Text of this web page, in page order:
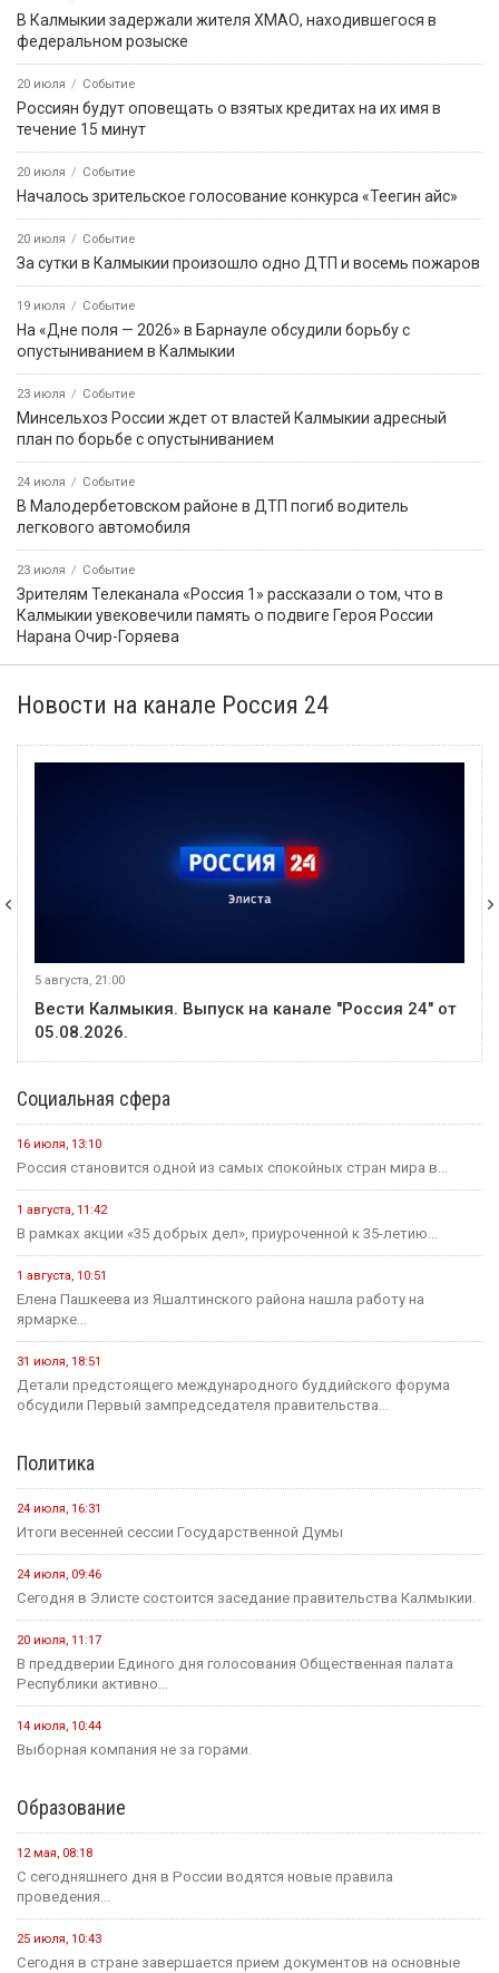
В Калмыкии задержали жителя ХМАО, находившегося в
федеральном розыске
20 июля Событие
Россиян будут оповещать о взятых кредитах на их имя в
течение 15 минут
20 июля Событие
Началось зрительское голосование конкурса «Теегин айс»
20 июля Событие
За сутки в Калмыкии произошло одно ДТП и восемь пожаров
19 июля Событие
На «Дне поля — 2026» в Барнауле обсудили борьбу с
опустыниванием в Калмыкии
23 июля Событие
Минсельхоз России ждет от властей Калмыкии адресный
план по борьбе с опустыниванием
24 июля Событие
В Малодербетовском районе в ДТП погиб водитель
легкового автомобиля
23 июля Событие
Зрителям Телеканала «Россия 1» рассказали о том, что в
Калмыкии увековечили память о подвиге Героя России
Нарана Очир-Горяева
Новости на канале Россия 24
5 августа, 21:00
Вести Калмыкия. Выпуск на канале "Россия 24" от
05.08.2026.
Социальная сфера
16 июля, 13:10
Россия становится одной из самых спокойных стран мира в...
1 августа, 11:42
В рамках акции «35 добрых дел», приуроченной к 35-летию...
1 августа, 10:51
Елена Пашкеева из Яшалтинского района нашла работу на
ярмарке...
31 июля, 18:51
Детали предстоящего международного буддийского форума
обсудили Первый зампредседателя правительства...
Политика
24 июля, 16:31
Итоги весенней сессии Государственной Думы
24 июля, 09:46
Сегодня в Элисте состоится заседание правительства Калмыкии.
20 июля, 11:17
В преддверии Единого дня голосования Общественная палата
Республики активно...
14 июля, 10:44
Выборная компания не за горами.
Образование
12 мая, 08:18
С сегодняшнего дня в России водятся новые правила
проведения...
25 июля, 10:43
Сегодня в стране завершается прием документов на основные